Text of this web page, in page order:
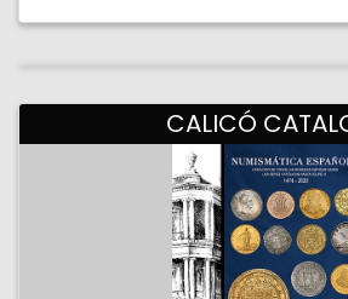
CALICÓ